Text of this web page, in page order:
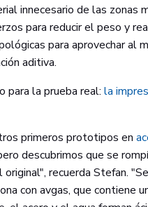
innecesario de las zonas
para reducir el peso y
para aprovechar al
aditiva.
para la prueba real: la
primeros prototipos en
descubrimos que se
original", recuerda Stefan.
con avgas, que contiene